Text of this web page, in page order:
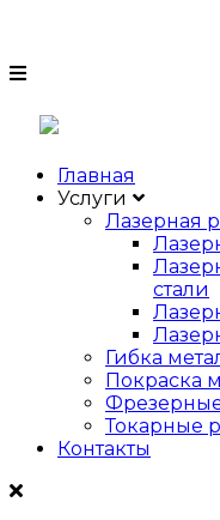
Главная
Услуги
Лазерная
стали
Гибка
Покраска
Токарные
Контакты